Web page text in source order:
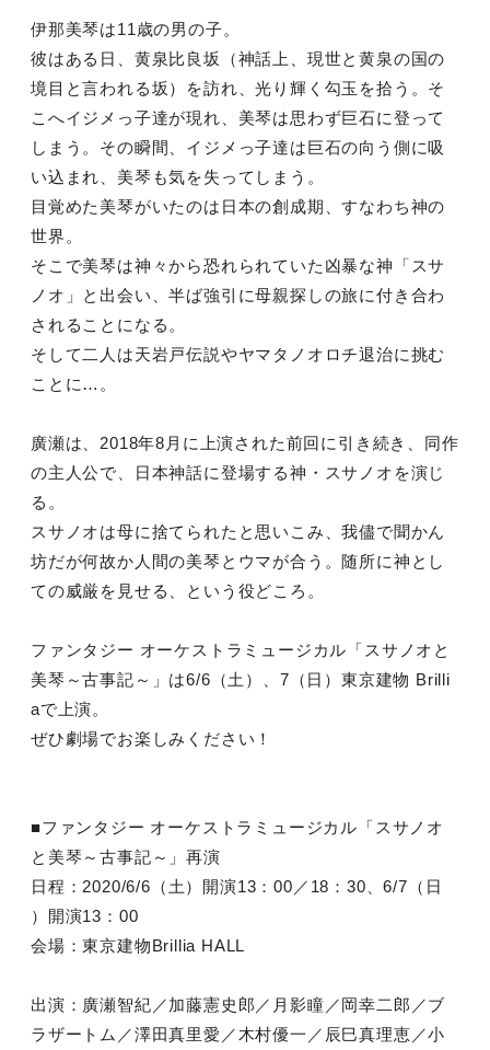
伊那美琴は11歳の男の子。
彼はある日、黄泉比良坂（神話上、現世と黄泉の国の
境目と言われる坂）を訪れ、光り輝く勾玉を拾う。そ
こへイジメっ子達が現れ、美琴は思わず巨石に登って
しまう。その瞬間、イジメっ子達は巨石の向う側に吸
い込まれ、美琴も気を失ってしまう。
目覚めた美琴がいたのは日本の創成期、すなわち神の
世界。
そこで美琴は神々から恐れられていた凶暴な神「スサ
ノオ」と出会い、半ば強引に母親探しの旅に付き合わ
されることになる。
そして二人は天岩戸伝説やヤマタノオロチ退治に挑む
ことに…。
廣瀬は、2018年8月に上演された前回に引き続き、同作
の主人公で、日本神話に登場する神・スサノオを演じ
る。
スサノオは母に捨てられたと思いこみ、我儘で聞かん
坊だが何故か人間の美琴とウマが合う。随所に神とし
ての威厳を見せる、という役どころ。
ファンタジー オーケストラミュージカル「スサノオと
美琴～古事記～」は6/6（土）、7（日）東京建物 Brilli
aで上演。
ぜひ劇場でお楽しみください！
■ファンタジー オーケストラミュージカル「スサノオ
と美琴～古事記～」再演
日程：2020/6/6（土）開演13：00／18：30、6/7（日
）開演13：00
会場：東京建物Brillia HALL
出演：廣瀬智紀／加藤憲史郎／月影瞳／岡幸二郎／ブ
ラザートム／澤田真里愛／木村優一／辰巳真理恵／小